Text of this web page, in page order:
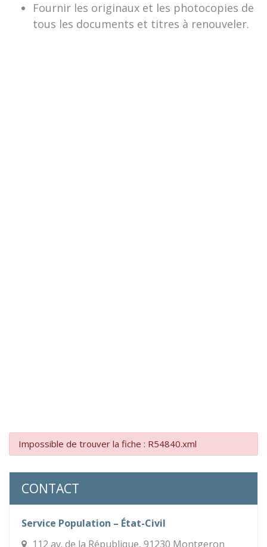
Fournir les originaux et les photocopies de
tous les documents et titres à renouveler.
Impossible de trouver la fiche : R54840.xml
CONTACT
Service Population – État-Civil
112 av. de la République, 91230 Montgeron